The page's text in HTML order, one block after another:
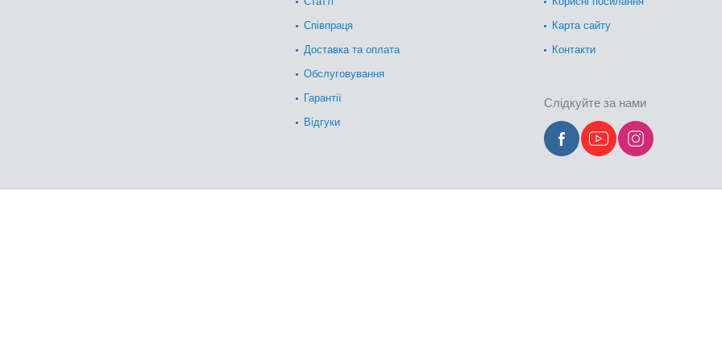
Співпраця
Доставка та оплата
Обслуговування
Гарантії
Відгуки
Карта сайту
Контакти
Слідкуйте за нами